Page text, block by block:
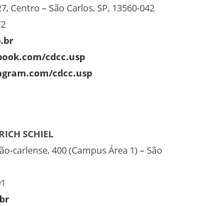
Centro – São Carlos, SP, 13560-042
cdcc.usp
cdcc.usp
SCHIEL
carlense, 400 (Campus Área 1) – São